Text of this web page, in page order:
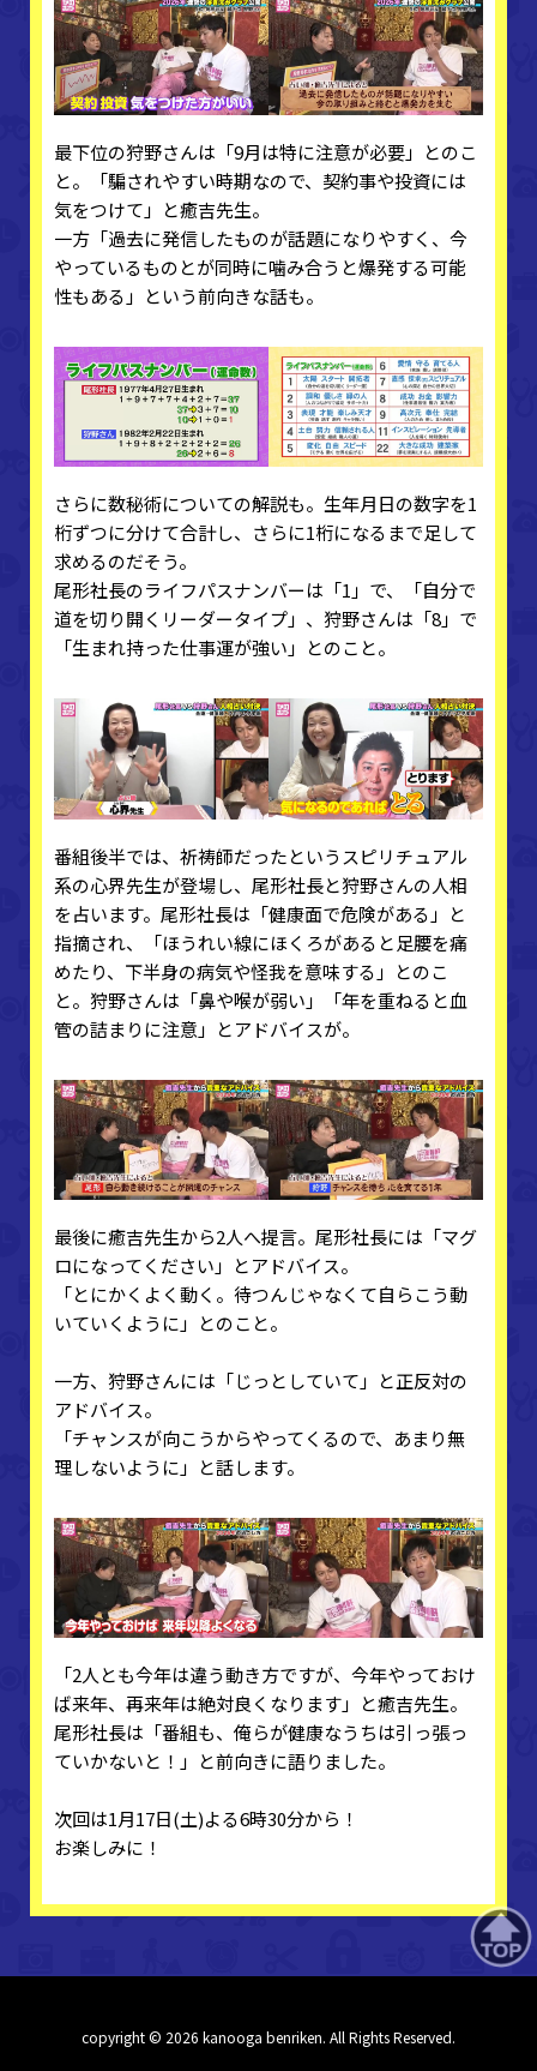
最下位の狩野さんは「9月は特に注意が必要」とのこ
と。「騙されやすい時期なので、契約事や投資には
気をつけて」と癒吉先生。
一方「過去に発信したものが話題になりやすく、今
やっているものとが同時に噛み合うと爆発する可能
性もある」という前向きな話も。
さらに数秘術についての解説も。生年月日の数字を1
桁ずつに分けて合計し、さらに1桁になるまで足して
求めるのだそう。
尾形社長のライフパスナンバーは「1」で、「自分で
道を切り開くリーダータイプ」、狩野さんは「8」で
「生まれ持った仕事運が強い」とのこと。
番組後半では、祈祷師だったというスピリチュアル
系の心界先生が登場し、尾形社長と狩野さんの人相
を占います。尾形社長は「健康面で危険がある」と
指摘され、「ほうれい線にほくろがあると足腰を痛
めたり、下半身の病気や怪我を意味する」とのこ
と。狩野さんは「鼻や喉が弱い」「年を重ねると血
管の詰まりに注意」とアドバイスが。
最後に癒吉先生から2人へ提言。尾形社長には「マグ
ロになってください」とアドバイス。
「とにかくよく動く。待つんじゃなくて自らこう動
いていくように」とのこと。
一方、狩野さんには「じっとしていて」と正反対の
アドバイス。
「チャンスが向こうからやってくるので、あまり無
理しないように」と話します。
「2人とも今年は違う動き方ですが、今年やっておけ
ば来年、再来年は絶対良くなります」と癒吉先生。
尾形社長は「番組も、俺らが健康なうちは引っ張っ
ていかないと！」と前向きに語りました。
次回は1月17日(土)よる6時30分から！
お楽しみに！
copyright © 2026 kanooga benriken. All Rights Reserved.